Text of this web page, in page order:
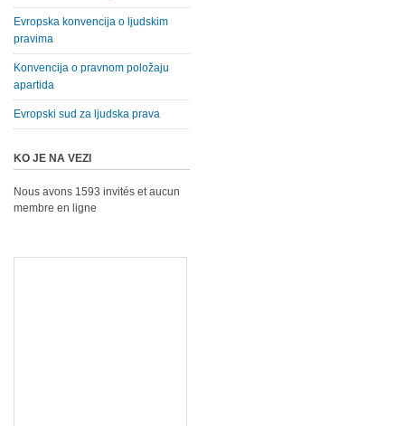
Evropska konvencija o ljudskim
pravima
Konvencija o pravnom položaju
apartida
Evropski sud za ljudska prava
KO JE NA VEZI
Nous avons 1593 invités et aucun
membre en ligne